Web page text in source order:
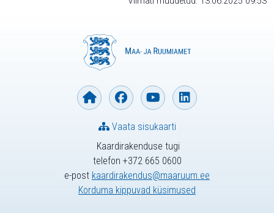
Kaardirakenduse tugi
telefon +372 665 0600
e-post kaardirakendus@maaruum.ee
Korduma kippuvad küsimused
Vaata sisukaarti